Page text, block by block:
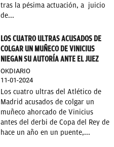
tras la pésima actuación, a juicio
de...
LOS CUATRO ULTRAS ACUSADOS DE
COLGAR UN MUÑECO DE VINICIUS
NIEGAN SU AUTORÍA ANTE EL JUEZ
OKDIARIO
11-01-2024
Los cuatro ultras del Atlético de
Madrid acusados de colgar un
muñeco ahorcado de Vinicius
antes del derbi de Copa del Rey de
hace un año en un puente,...